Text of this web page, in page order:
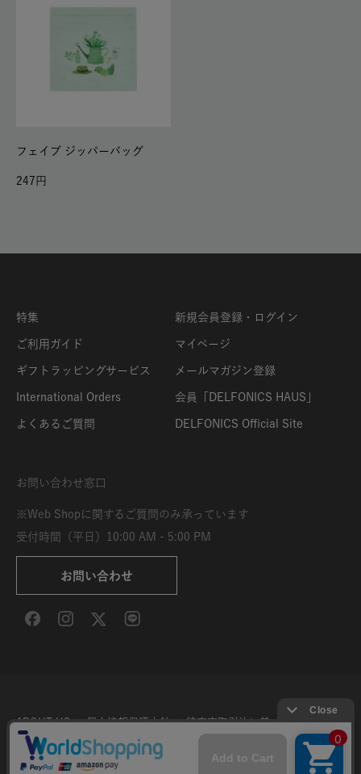
フェイブ ジッパーバッグ
247
特集
ご利用ガイド
ギフトラッピングサービス
International Orders
よくあるご質問
新規会員登録・ログイン
マイページ
メールマガジン登録
会員「DELFONICS HAUS」
DELFONICS Official Site
お問い合わせ窓口
※Web Shopに関するご質問のみ承っています
受付時間（平日）10:00 AM - 5:00 PM
お問い合わせ
ABOUT US 個人情報保護方針 特定商取引法に基づく表示
利用規約 サイト利用条件